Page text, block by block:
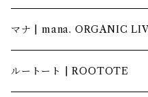
マナ | mana. ORGANIC
ルートート | ROOTOTE